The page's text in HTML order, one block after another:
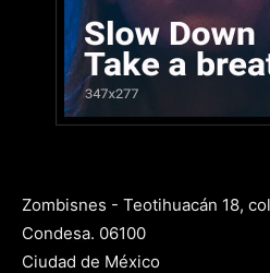
Zombisnes - Teotihuacán 18,
Condesa. 06100
Ciudad de México